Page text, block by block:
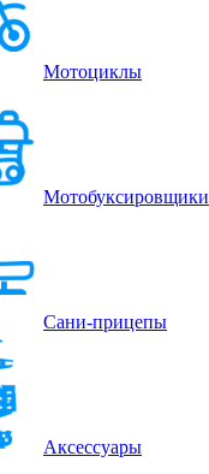
Мотоциклы
Мотобуксировщики
Сани-прицепы
Аксессуары